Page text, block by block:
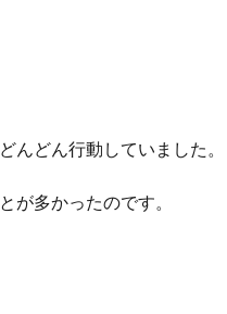
んどん行動していました。
が多かったのです。